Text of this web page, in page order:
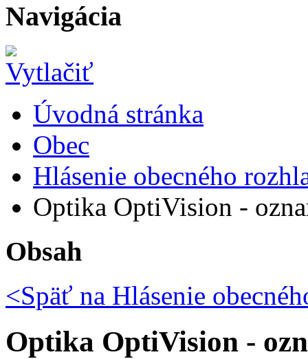
Navigácia
Úvodná stránka
Obec
Hlásenie obecného
Optika OptiVision -
Obsah
<Späť na Hlásenie
Optika OptiVision -